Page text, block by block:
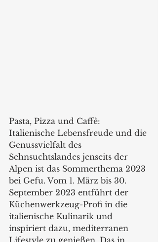
Pasta, Pizza und Caffè:
Italienische Lebensfreude und die
Genussvielfalt des
Sehnsuchtslandes jenseits der
Alpen ist das Sommerthema 2023
bei Gefu. Vom 1. März bis 30.
September 2023 entführt der
Küchenwerkzeug-Profi in die
italienische Kulinarik und
inspiriert dazu, mediterranen
Lifestyle zu genießen. Das in